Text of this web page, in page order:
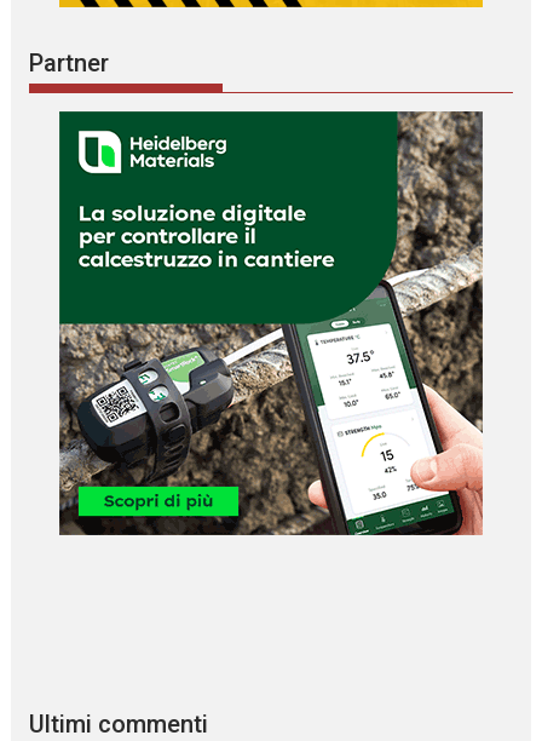
Partner
Ultimi commenti